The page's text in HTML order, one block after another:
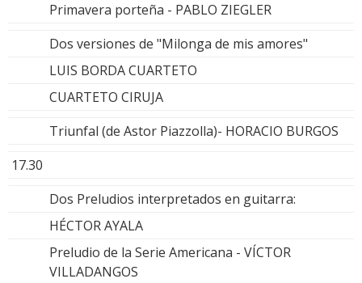
Primavera porteña - PABLO ZIEGLER
Dos versiones de "Milonga de mis amores"
LUIS BORDA CUARTETO
CUARTETO CIRUJA
Triunfal (de Astor Piazzolla)- HORACIO BURGOS
17.30
Dos Preludios interpretados en guitarra:
HÉCTOR AYALA
Preludio de la Serie Americana - VÍCTOR
VILLADANGOS